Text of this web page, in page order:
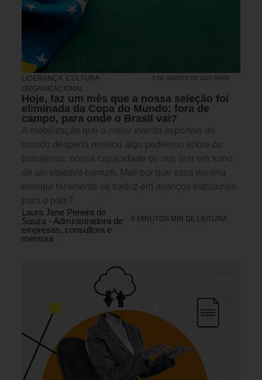
LIDERANÇA CULTURA
ORGANIZACIONAL
5 DE AGOSTO DE 2026 08H00
Hoje, faz um mês que a nossa seleção foi
eliminada da Copa do Mundo: fora de
campo, para onde o Brasil vai?
A mobilização que o maior evento esportivo do
mundo desperta revelou algo poderoso sobre os
brasileiros: nossa capacidade de nos unir em torno
de um objetivo comum. Mas por que essa mesma
energia raramente se traduz em avanços estruturais
para o país?
Laura Jane Pereira de
Souza - Administradora de
empresas, consultora e
mentora
8 MINUTOS MIN DE LEITURA